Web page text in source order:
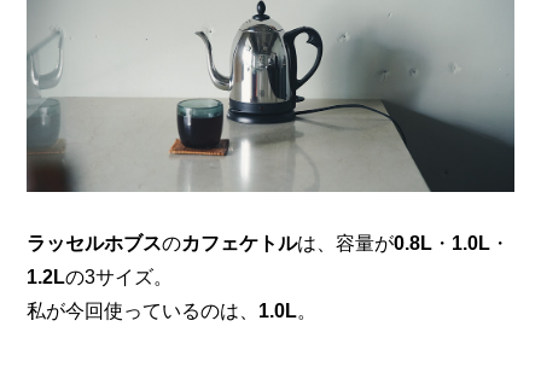
ラッセルホブスのカフェケトルは、容量が0.8L ・ 1.0L ・
1.2Lの3サイズ。
私が今回使っているのは、 1.0L。